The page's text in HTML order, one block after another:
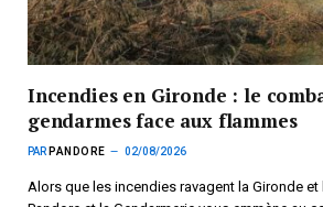
Incendies en Gironde : le
gendarmes face aux flammes
PAR PANDORE 02/08/2026
Alors que les incendies ravagent la Gironde et